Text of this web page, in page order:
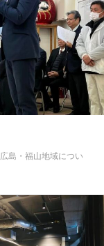
広島・福山地域につい